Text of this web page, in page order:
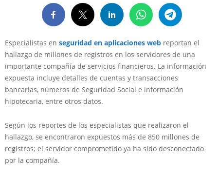
Especialistas en seguridad en aplicaciones web reportan el
hallazgo de millones de registros en los servidores de una
importante compañía de servicios financieros. La información
expuesta incluye detalles de cuentas y transacciones
bancarias, números de Seguridad Social e información
hipotecaria, entre otros datos.
Según los reportes de los especialistas que realizaron el
hallazgo, se encontraron expuestos más de 850 millones de
registros; el servidor comprometido ya ha sido desconectado
por la compañía.